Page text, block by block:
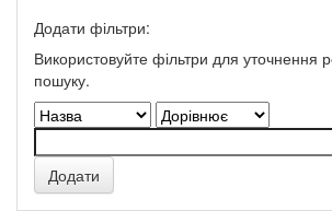
Додати фільтри:
Використовуйте фільтри для уточнення
пошуку.